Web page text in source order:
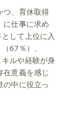
つ、育休取得
仕事に求め
して上位に入
67％）、
ルや経験が身
意義を感じ
中に役立っ